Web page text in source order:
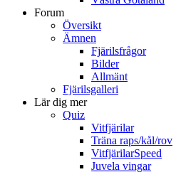
Forum
Översikt
Ämnen
Fjärilsfrågor
Bilder
Allmänt
Fjärilsgalleri
Lär dig mer
Quiz
Vitfjärilar
Träna raps/kål/rov
VitfjärilarSpeed
Juvela vingar